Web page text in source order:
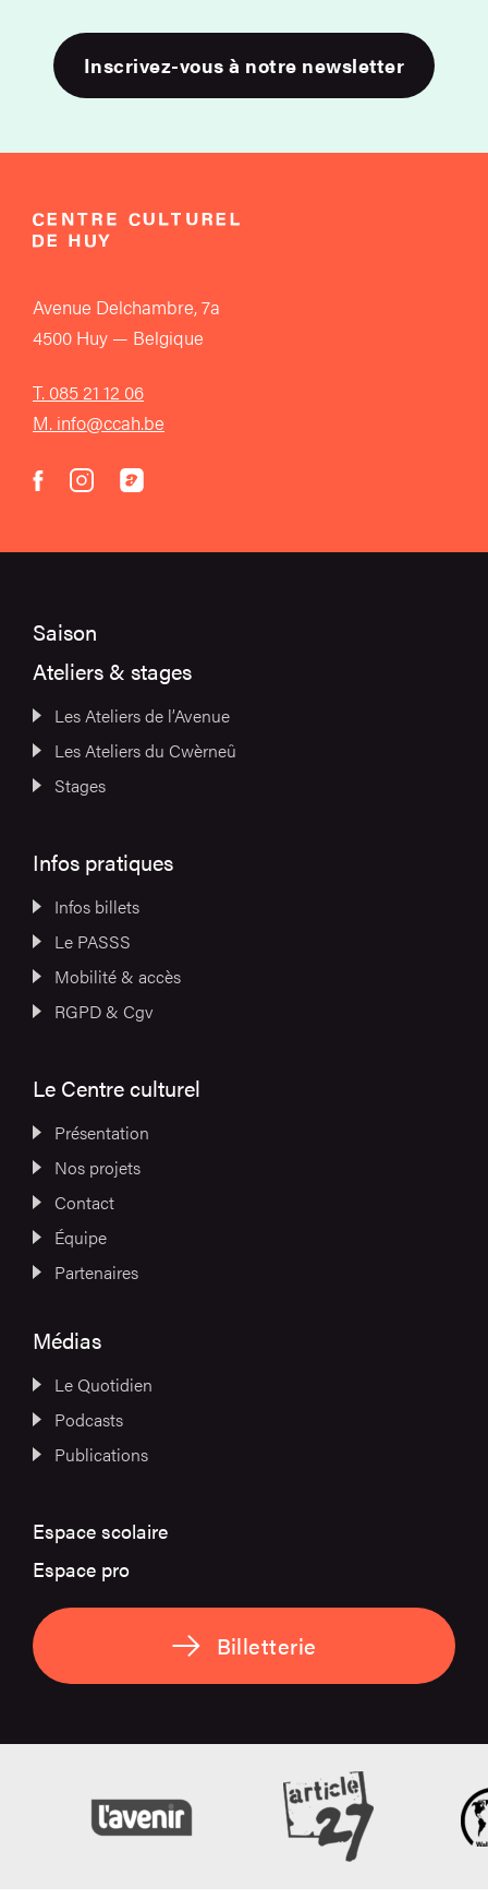
Inscrivez-vous à notre newsletter
Avenue Delchambre, 7a
4500 Huy — Belgique
T. 085 21 12 06
M. info@ccah.be
facebook
instagram
acast
Saison
Ateliers & stages
Les Ateliers de l’Avenue
Les Ateliers du Cwèrneû
Stages
Infos pratiques
Infos billets
Le PASSS
Mobilité & accès
RGPD & Cgv
Le Centre culturel
Présentation
Nos projets
Contact
Équipe
Partenaires
Médias
Le Quotidien
Podcasts
Publications
Espace scolaire
Espace pro
Billetterie